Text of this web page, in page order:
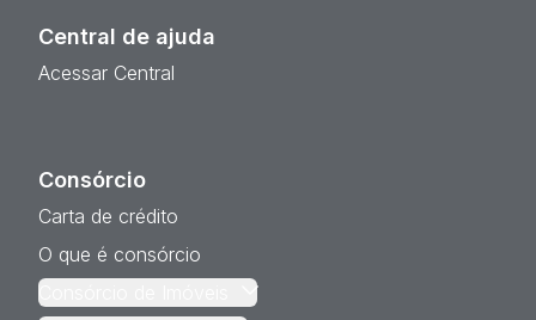
Central de ajuda
Acessar Central
Consórcio
Carta de crédito
O que é consórcio